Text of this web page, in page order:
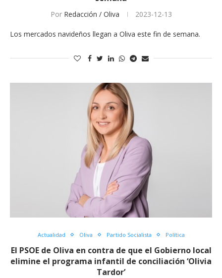
Por Redacción / Oliva 2023-12-13
Los mercados navideños llegan a Oliva este fin de semana.
Actualidad Oliva Partido Socialista Política
El PSOE de Oliva en contra de que el Gobierno local
elimine el programa infantil de conciliación ‘Olivia
Tardor’